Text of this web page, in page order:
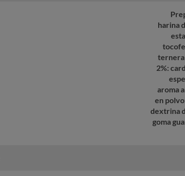
harina
ternera
2%:
aroma
en
dextrina
goma